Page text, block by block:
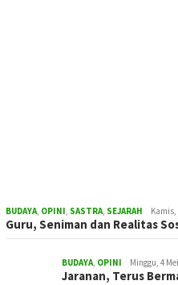
BUDAYA, OPINI, SASTRA, SEJARAH Kamis,
Guru, Seniman dan Realitas
BUDAYA, OPINI Minggu, 4
Jaranan, Terus